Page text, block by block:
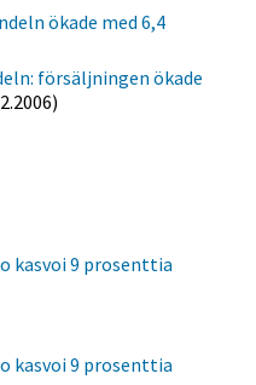
ökade med 6,4
försäljningen ökade
kasvoi 9 prosenttia
kasvoi 9 prosenttia